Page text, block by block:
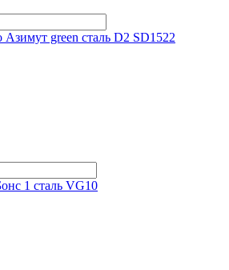
green сталь D2 SD1522
1 сталь VG10